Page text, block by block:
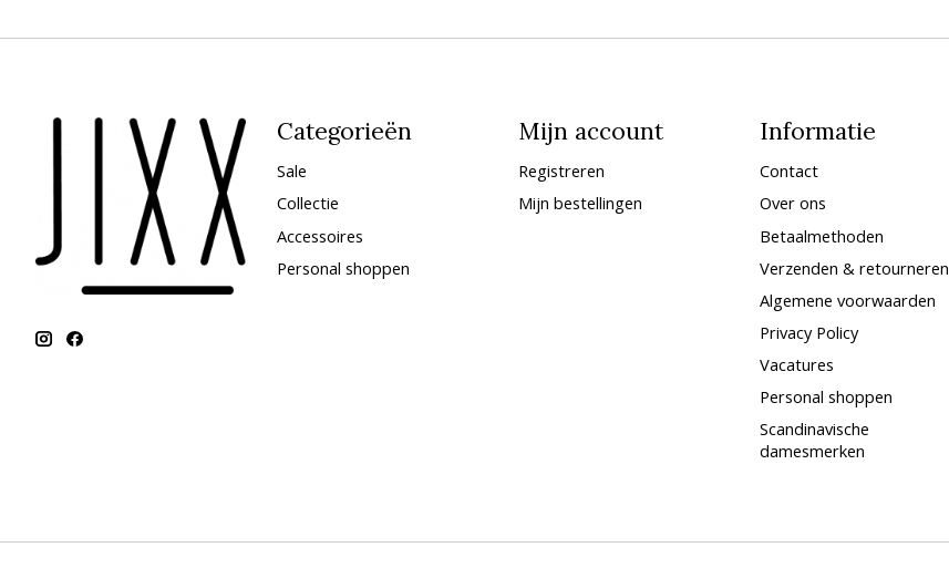
Categorieën
Sale
Collectie
Accessoires
Personal shoppen
Mijn account
Registreren
Mijn bestellingen
Informatie
Contact
Over ons
Betaalmethoden
Verzenden & retourneren
Algemene voorwaarden
Privacy Policy
Vacatures
Personal shoppen
Scandinavische
damesmerken